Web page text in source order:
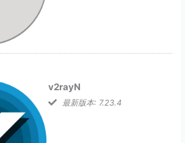
v2rayN
最新版本: 7.23.4